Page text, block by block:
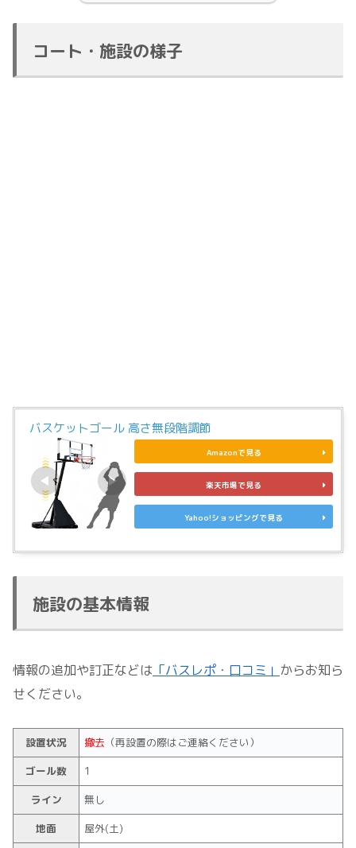
コート・施設の様子
バスケットゴール 高さ無段階調節
Amazonで見る
楽天市場で見る
Yahoo!ショッピングで見る
施設の基本情報
情報の追加や訂正などは 「バスレポ・口コミ」 からお知ら
せください。
設置状況 撤去 （再設置の際はご連絡ください）
ゴール数
1
ライン
無し
地面
屋外(土)